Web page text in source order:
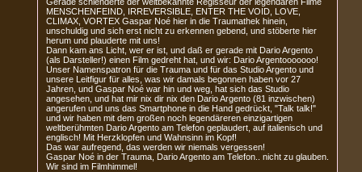
MENSCHENFEIND, IRREVERSIBLE, ENTER THE VOID, LOVE,
CLIMAX, VORTEX Gaspar Noé hier in die Traumathek hinein,
unschuldig und sich erst nicht zu erkennen gebend, und stöberte hier
herum und plauderte mit uns!
Dann kam ans Licht, wer er ist, und daß er gerade mit Dario Argento
(als Darsteller!) einen Film gedreht hat, und wir: Dario Argentooooooo!
Unser Namenspatron für die Trauma und für das Studio Argento und
unsere Leitfigur für alles, was wir damals begonnen haben vor 27
Jahren, und Gaspar Noé war hin und weg, hat sich das Studio
angesehen, und hat mir nix dir nix den Dario Argento (81 inzwischen)
angerufen und uns das Smartphone in die Hand gedrückt, "Talk talk!"
und wir haben mit dem großen noch legendäreren einzigartigen
weltberühmten Dario Argento am Telefon geplaudert, auf italienisch und
englisch! Mit Herzklopfen und Wahnsinn im Kopf!
Das war aufregend, das werden wir niemals vergessen!
Gaspar Noé in der Trauma, Dario Argento am Telefon.. nicht zu glauben.
Wir sind im Filmhimmel!